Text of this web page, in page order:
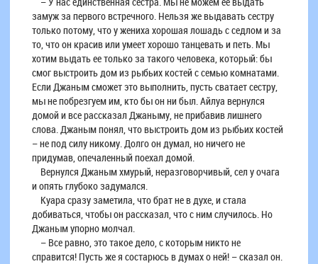
замуж за первого встречного. Нельзя же выдавать сестру
только потому, что у жениха хорошая лошадь с седлом и за
то, что он красив или умеет хорошо танцевать и петь. Мы
хотим выдать ее только за такого человека, который: бы
смог выстроить дом из рыбьих костей с семью комнатами.
Если Джаным сможет это выполнить, пусть сватает сестру,
мы не побрезгуем им, кто бы он ни был. Айлуа вернулся
домой и все рассказал Джаныму, не прибавив лишнего
слова. Джаным понял, что выстроить дом из рыбьих костей
– не под силу никому. Долго он думал, но ничего не
придумав, опечаленный поехал домой.
Вернулся Джаным хмурый, неразговорчивый, сел у очага
и опять глубоко задумался.
Куара сразу заметила, что брат не в духе, и стала
добиваться, чтобы он рассказал, что с ним случилось. Но
Джаным упорно молчал.
– Все равно, это такое дело, с которым никто не
справится! Пусть же я состарюсь в думах о ней! – сказал он.